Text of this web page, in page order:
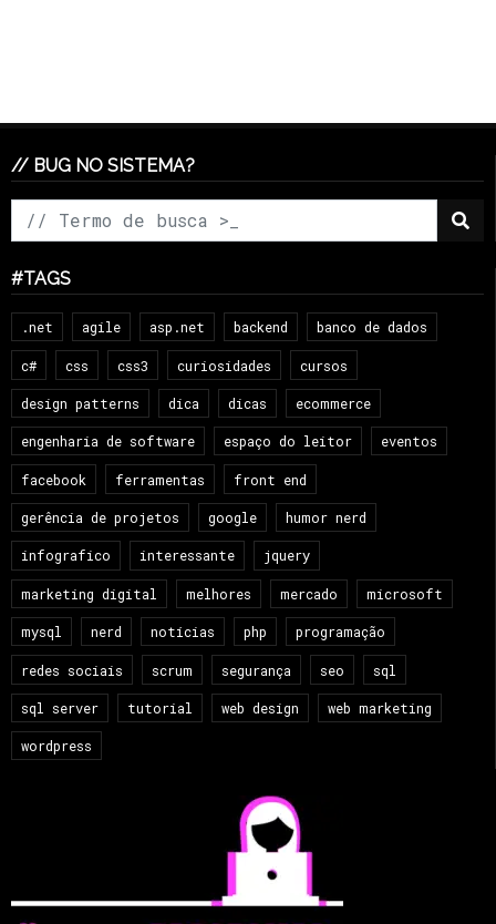
// BUG NO SISTEMA?
#TAGS
.net agile asp.net backend banco de dados
c# css css3 curiosidades cursos
design patterns dica dicas ecommerce
engenharia de software espaço do leitor eventos
facebook ferramentas front end
gerência de projetos google humor nerd
infografico interessante jquery
marketing digital melhores mercado microsoft
mysql nerd notícias php programação
redes sociais scrum segurança seo sql
sql server tutorial web design web marketing
wordpress